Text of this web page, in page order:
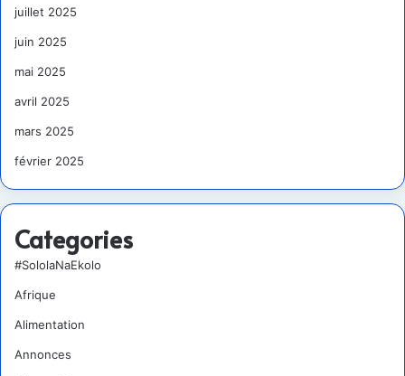
juillet 2025
juin 2025
mai 2025
avril 2025
mars 2025
février 2025
Categories
#SololaNaEkolo
Afrique
Alimentation
Annonces